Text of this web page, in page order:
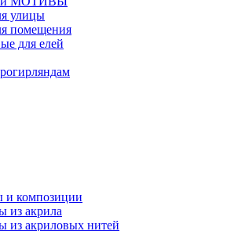
улицы
помещения
для елей
и композиции
из акрила
из акриловых нитей